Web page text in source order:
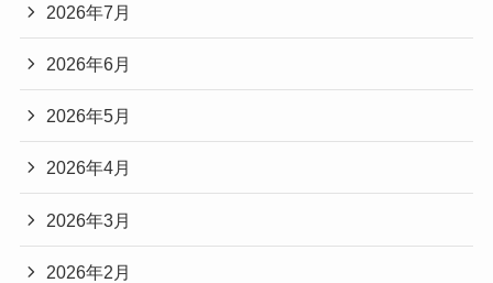
2026年7月
2026年6月
2026年5月
2026年4月
2026年3月
2026年2月